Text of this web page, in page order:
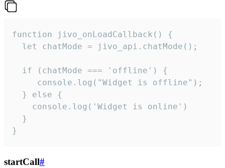
function jivo_onLoadCallback() {
  let chatMode = jivo_api.chatMode();
  if (chatMode === 'offline') {
     console.log("Widget is offline");
  } else {
    console.log('Widget is online')
  }
}
startCall#